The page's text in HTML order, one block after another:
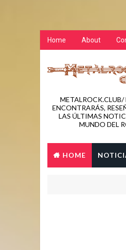
Home About
ENCONTRARÁS,
LAS ÚLTIMAS
MUNDO DEL
HOME